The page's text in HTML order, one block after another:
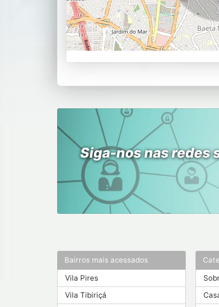
Siga-nos nas redes
Bairros mais acessados
Vila Pires
Vila Tibiriçá